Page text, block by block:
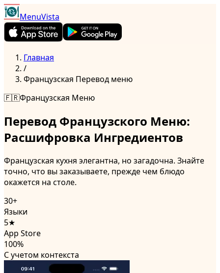
MenuVista
Главная
/
Французская Перевод меню
🇫🇷Французская Меню
Перевод Французского Меню:
Расшифровка Ингредиентов
Французская кухня элегантна, но загадочна. Знайте
точно, что вы заказываете, прежде чем блюдо
окажется на столе.
30+
Языки
5★
App Store
100%
С учетом контекста